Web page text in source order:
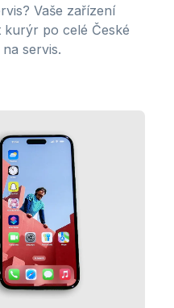
Vaše zařízení
kurýr po celé České
servis.